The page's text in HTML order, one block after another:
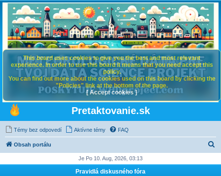
Pretaktovanie.sk
Témy bez odpovedí Aktívne témy FAQ
Obsah portálu
Je Po 10. Aug, 2026, 03:13
Pravidlá diskusného fóra
This board uses cookies to give you the best and most relevant
experience. In order to use this board it means that you need accept this
policy.
You can find out more about the cookies used on this board by clicking the
"Policies" link at the bottom of the page.
[ Accept cookies ]